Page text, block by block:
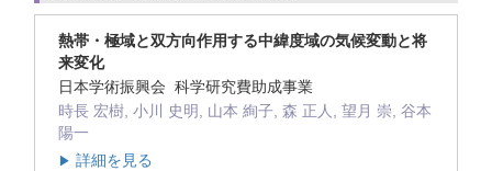
熱帯・極域と双方向作用する中緯度域の気候変動と将
来変化
日本学術振興会 科学研究費助成事業
時長 宏樹, 小川 史明, 山本 絢子, 森 正人, 望月 崇, 谷本
陽一
▶ 詳細を見る